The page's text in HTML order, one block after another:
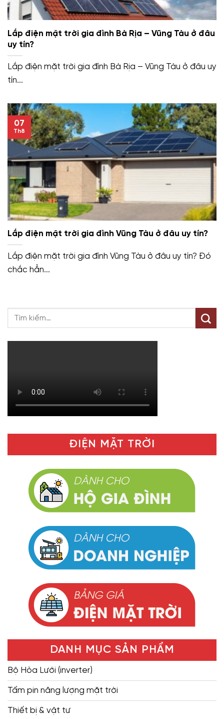
Lắp điện mặt trời gia đình Bà Rịa – Vũng Tàu ở đâu
uy tín?
Lắp điện mặt trời gia đình Bà Rịa – Vũng Tàu ở đâu uy
tín...
Lắp điện mặt trời gia đình Vũng Tàu ở đâu uy tín?
Lắp điện mặt trời gia đình Vũng Tàu ở đâu uy tín? Đó
chắc hẳn...
07
Th8
ĐIỆN MẶT TRỜI
DANH MỤC SẢN PHẨM
Bộ Hòa Lưới (inverter)
Tấm pin năng lượng mặt trời
Thiết bị & vật tư